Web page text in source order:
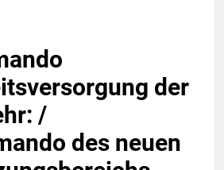
der
/
des neuen